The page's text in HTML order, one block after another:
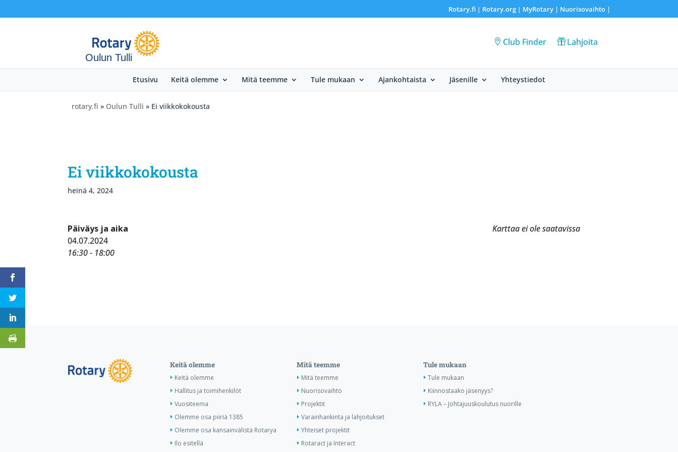
Rotary.fi| Rotary.org| MyRotary | Nuorisovaihto|
Oulun Tulli
Club Finder Lahjoita
Etusivu Keitä olemme Mitä teemme Tule mukaan Ajankohtaista Jäsenille Yhteystiedot
rotary.fi » Oulun Tulli » Ei viikkokokousta
Ei viikkokokousta
heinä 4, 2024
Karttaa ei ole saatavissa
Päiväys ja aika
04.07.2024
16:30 - 18:00
Keitä olemme
Keitä olemme
Hallitus ja toimihenkilöt
Vuositeema
Olemme osa piiriä 1385
Olemme osa kansainvälistä Rotarya
Ilo esitellä
Mitä teemme
Mitä teemme
Nuorisovaihto
Projektit
Varainhankinta ja lahjoitukset
Yhteiset projektit
Rotaract ja Interact
Tule mukaan
Tule mukaan
Kiinnostaako jäsenyys?
RYLA – Johtajuuskoulutus nuorille